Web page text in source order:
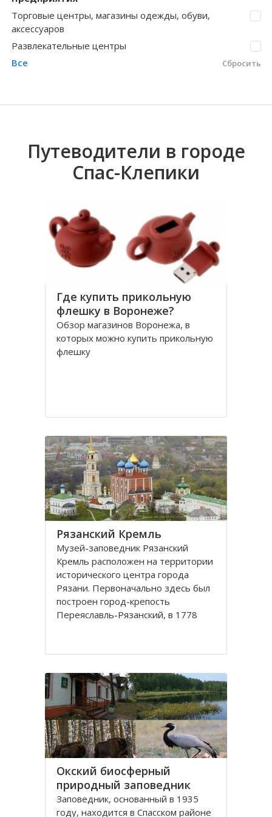
Волгоградская область Иркутская
Кировоградская область Хмельницкая
Восточно-Казахстанская область Северо-
Боровое Гусь-Железный
Торговые центры, магазины одежды, обуви,
аксессуаров
Развлекательные центры
Все
Сбросить
Путеводители в городе
Спас-Клепики
Где купить прикольную
флешку в Воронеже?
Обзор магазинов Воронежа, в
которых можно купить прикольную
флешку
Рязанский Кремль
Музей-заповедник Рязанский
Кремль расположен на территории
исторического центра города
Рязани. Первоначально здесь был
построен город-крепость
Переяславль-Рязанский, в 1778
образом, что её с трех сторон
защищали реки
Окский биосферный
природный заповедник
Заповедник, основанный в 1935
году, находится в Спасском районе